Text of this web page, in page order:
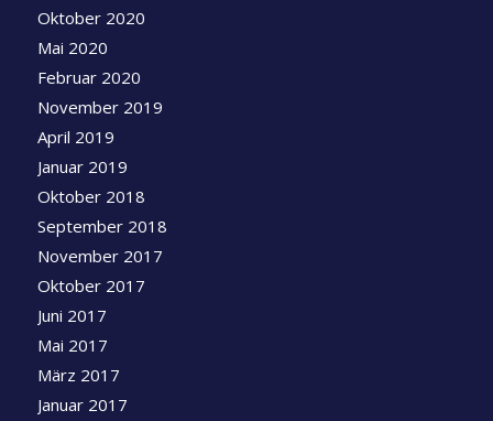
Oktober 2020
Mai 2020
Februar 2020
November 2019
April 2019
Januar 2019
Oktober 2018
September 2018
November 2017
Oktober 2017
Juni 2017
Mai 2017
März 2017
Januar 2017